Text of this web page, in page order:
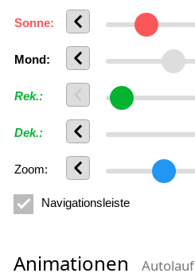
Sonne:
Mond:
Rek.:
Dek.:
Zoom:
Navigationsleiste
Animationen Autolauf